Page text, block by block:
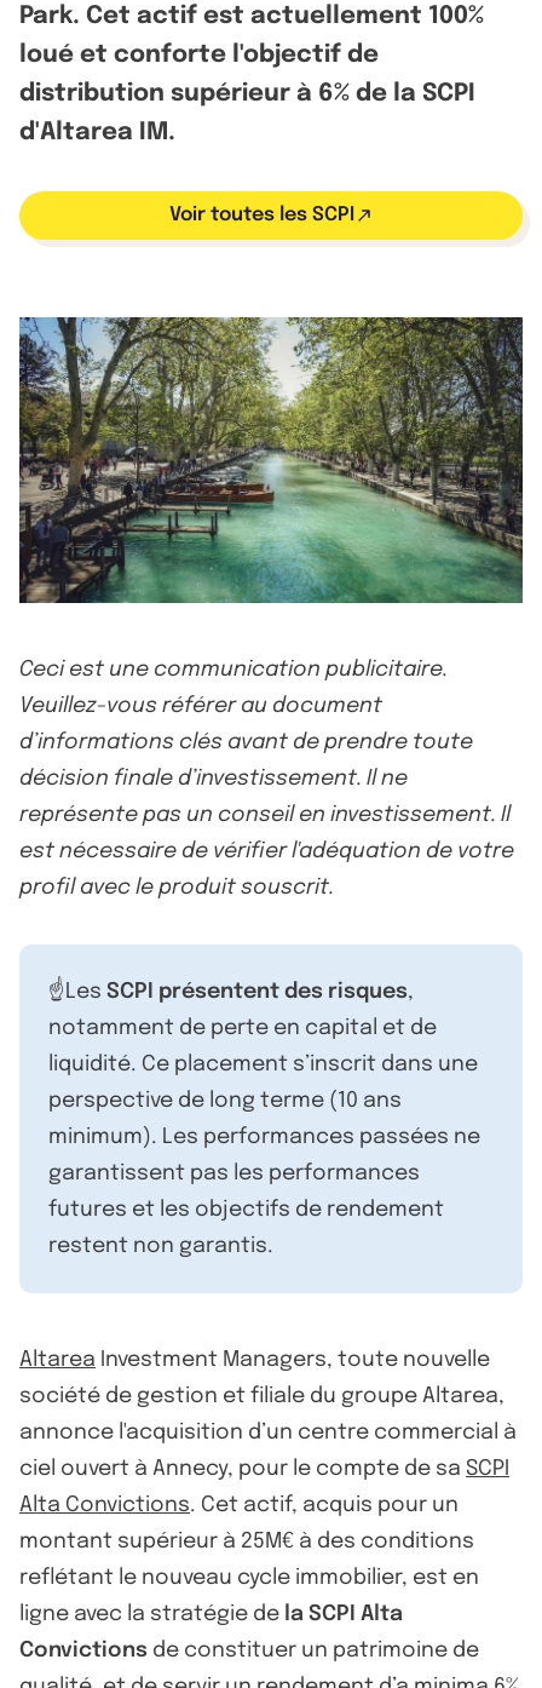
Park. Cet actif est actuellement 100%
loué et conforte l'objectif de
distribution supérieur à 6% de la SCPI
d'Altarea IM.
Voir toutes les SCPI
Ceci est une communication publicitaire.
Veuillez-vous référer au document
d’informations clés avant de prendre toute
décision finale d’investissement. Il ne
représente pas un conseil en investissement. Il
est nécessaire de vérifier l'adéquation de votre
profil avec le produit souscrit.
☝️Les SCPI présentent des risques,
notamment de perte en capital et de
liquidité. Ce placement s’inscrit dans une
perspective de long terme (10 ans
minimum). Les performances passées ne
garantissent pas les performances
futures et les objectifs de rendement
restent non garantis.
Altarea Investment Managers, toute nouvelle
société de gestion et filiale du groupe Altarea,
annonce l'acquisition d’un centre commercial à
ciel ouvert à Annecy, pour le compte de sa SCPI
Alta Convictions. Cet actif, acquis pour un
montant supérieur à 25M€ à des conditions
reflétant le nouveau cycle immobilier, est en
ligne avec la stratégie de la SCPI Alta
Convictions de constituer un patrimoine de